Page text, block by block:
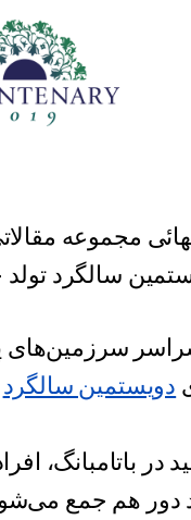
مجموعه‌
سالگرد
سراسر سرزمین‌های
دویستمین سالگرد
باتامبانگ،
هم جمع